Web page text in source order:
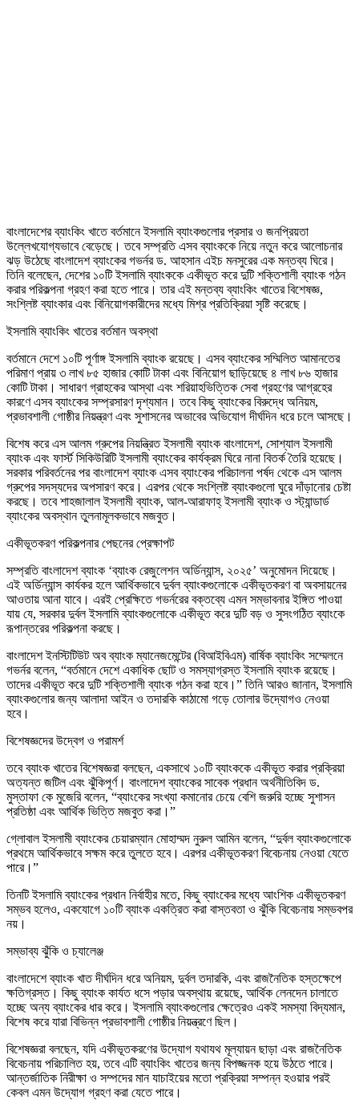
বাংলাদেশের ব্যাংকিং খাতে বর্তমানে ইসলামি ব্যাংকগুলোর প্রসার ও জনপ্রিয়তা
উল্লেখযোগ্যভাবে বেড়েছে। তবে সম্প্রতি এসব ব্যাংককে নিয়ে নতুন করে আলোচনার
ঝড় উঠেছে বাংলাদেশ ব্যাংকের গভর্নর ড. আহসান এইচ মনসুরের এক মন্তব্য ঘিরে।
তিনি বলেছেন, দেশের ১০টি ইসলামি ব্যাংককে একীভূত করে দুটি শক্তিশালী ব্যাংক গঠন
করার পরিকল্পনা গ্রহণ করা হতে পারে। তার এই মন্তব্য ব্যাংকিং খাতের বিশেষজ্ঞ,
সংশ্লিষ্ট ব্যাংকার এবং বিনিয়োগকারীদের মধ্যে মিশ্র প্রতিক্রিয়া সৃষ্টি করেছে।
ইসলামি ব্যাংকিং খাতের বর্তমান অবস্থা
বর্তমানে দেশে ১০টি পূর্ণাঙ্গ ইসলামি ব্যাংক রয়েছে। এসব ব্যাংকের সম্মিলিত আমানতের
পরিমাণ প্রায় ৩ লাখ ৮৫ হাজার কোটি টাকা এবং বিনিয়োগ ছাড়িয়েছে ৪ লাখ ৮৬ হাজার
কোটি টাকা। সাধারণ গ্রাহকের আস্থা এবং শরিয়াহভিত্তিক সেবা গ্রহণের আগ্রহের
কারণে এসব ব্যাংকের সম্প্রসারণ দৃশ্যমান। তবে কিছু ব্যাংকের বিরুদ্ধে অনিয়ম,
প্রভাবশালী গোষ্ঠীর নিয়ন্ত্রণ এবং সুশাসনের অভাবের অভিযোগ দীর্ঘদিন ধরে চলে আসছে।
বিশেষ করে এস আলম গ্রুপের নিয়ন্ত্রিত ইসলামী ব্যাংক বাংলাদেশ, সোশ্যাল ইসলামী
ব্যাংক এবং ফার্স্ট সিকিউরিটি ইসলামী ব্যাংকের কার্যক্রম ঘিরে নানা বিতর্ক তৈরি হয়েছে।
সরকার পরিবর্তনের পর বাংলাদেশ ব্যাংক এসব ব্যাংকের পরিচালনা পর্ষদ থেকে এস আলম
গ্রুপের সদস্যদের অপসারণ করে। এরপর থেকে সংশ্লিষ্ট ব্যাংকগুলো ঘুরে দাঁড়ানোর চেষ্টা
করছে। তবে শাহজালাল ইসলামী ব্যাংক, আল-আরাফাহ্ ইসলামী ব্যাংক ও স্ট্যান্ডার্ড
ব্যাংকের অবস্থান তুলনামূলকভাবে মজবুত।
একীভূতকরণ পরিকল্পনার পেছনের প্রেক্ষাপট
সম্প্রতি বাংলাদেশ ব্যাংক ‘ব্যাংক রেজুলেশন অর্ডিন্যান্স, ২০২৫’ অনুমোদন দিয়েছে।
এই অর্ডিন্যান্স কার্যকর হলে আর্থিকভাবে দুর্বল ব্যাংকগুলোকে একীভূতকরণ বা অবসায়নের
আওতায় আনা যাবে। এরই প্রেক্ষিতে গভর্নরের বক্তব্যে এমন সম্ভাবনার ইঙ্গিত পাওয়া
যায় যে, সরকার দুর্বল ইসলামি ব্যাংকগুলোকে একীভূত করে দুটি বড় ও সুসংগঠিত ব্যাংকে
রূপান্তরের পরিকল্পনা করছে।
বাংলাদেশ ইনস্টিটিউট অব ব্যাংক ম্যানেজমেন্টের (বিআইবিএম) বার্ষিক ব্যাংকিং সম্মেলনে
গভর্নর বলেন, “বর্তমানে দেশে একাধিক ছোট ও সমস্যাগ্রস্ত ইসলামি ব্যাংক রয়েছে।
তাদের একীভূত করে দুটি শক্তিশালী ব্যাংক গঠন করা হবে।” তিনি আরও জানান, ইসলামি
ব্যাংকগুলোর জন্য আলাদা আইন ও তদারকি কাঠামো গড়ে তোলার উদ্যোগও নেওয়া
হবে।
বিশেষজ্ঞদের উদ্বেগ ও পরামর্শ
তবে ব্যাংক খাতের বিশেষজ্ঞরা বলছেন, একসাথে ১০টি ব্যাংককে একীভূত করার প্রক্রিয়া
অত্যন্ত জটিল এবং ঝুঁকিপূর্ণ। বাংলাদেশ ব্যাংকের সাবেক প্রধান অর্থনীতিবিদ ড.
মুস্তাফা কে মুজেরি বলেন, “ব্যাংকের সংখ্যা কমানোর চেয়ে বেশি জরুরি হচ্ছে সুশাসন
প্রতিষ্ঠা এবং আর্থিক ভিত্তি মজবুত করা।”
গ্লোবাল ইসলামী ব্যাংকের চেয়ারম্যান মোহাম্মদ নুরুল আমিন বলেন, “দুর্বল ব্যাংকগুলোকে
প্রথমে আর্থিকভাবে সক্ষম করে তুলতে হবে। এরপর একীভূতকরণ বিবেচনায় নেওয়া যেতে
পারে।”
তিনটি ইসলামি ব্যাংকের প্রধান নির্বাহীর মতে, কিছু ব্যাংকের মধ্যে আংশিক একীভূতকরণ
সম্ভব হলেও, একযোগে ১০টি ব্যাংক একত্রিত করা বাস্তবতা ও ঝুঁকি বিবেচনায় সম্ভবপর
নয়।
সম্ভাব্য ঝুঁকি ও চ্যালেঞ্জ
বাংলাদেশে ব্যাংক খাত দীর্ঘদিন ধরে অনিয়ম, দুর্বল তদারকি, এবং রাজনৈতিক হস্তক্ষেপে
ক্ষতিগ্রস্ত। কিছু ব্যাংক কার্যত ধসে পড়ার অবস্থায় রয়েছে, আর্থিক লেনদেন চালাতে
হচ্ছে অন্য ব্যাংকের ধার করে। ইসলামি ব্যাংকগুলোর ক্ষেত্রেও একই সমস্যা বিদ্যমান,
বিশেষ করে যারা বিভিন্ন প্রভাবশালী গোষ্ঠীর নিয়ন্ত্রণে ছিল।
বিশেষজ্ঞরা বলছেন, যদি একীভূতকরণের উদ্যোগ যথাযথ মূল্যায়ন ছাড়া এবং রাজনৈতিক
বিবেচনায় পরিচালিত হয়, তবে এটি ব্যাংকিং খাতের জন্য বিপজ্জনক হয়ে উঠতে পারে।
আন্তর্জাতিক নিরীক্ষা ও সম্পদের মান যাচাইয়ের মতো প্রক্রিয়া সম্পন্ন হওয়ার পরই
কেবল এমন উদ্যোগ গ্রহণ করা যেতে পারে।